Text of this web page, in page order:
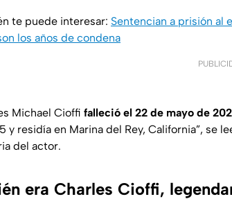
te puede interesar: Sentencian a prisión al
los años de condena
Michael Cioffi falleció el 22 de mayo de
y residía en Marina del Rey, California”, se
del actor.
era Charles Cioffi,